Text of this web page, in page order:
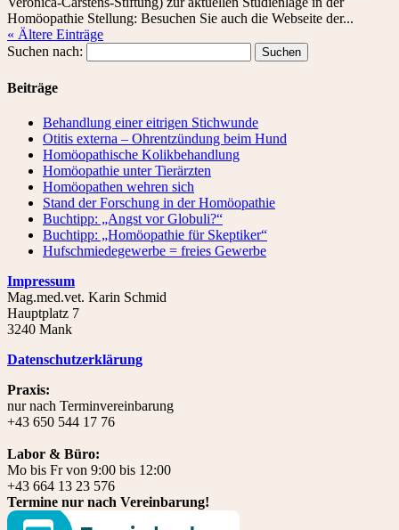
Homöopathie Stellung: Besuchen Sie auch die Webseite der...
« Ältere Einträge
Suchen nach:
Beiträge
Behandlung einer eitrigen Stichwunde
Otitis externa – Ohrentzündung beim Hund
Homöopathische Kolikbehandlung
Homöopathie unter Tierärzten
Homöopathen wehren sich
Stand der Forschung in der Homöopathie
Buchtipp: „Angst vor Globuli?“
Buchtipp: „Homöopathie für Skeptiker“
Hufschmiedegewerbe = freies Gewerbe
Impressum
Mag.med.vet. Karin Schmid
Hauptplatz 7
3240 Mank
Datenschutzerklärung
Praxis:
nur nach Terminvereinbarung
+43 650 544 17 76
Labor & Büro:
Mo bis Fr von 9:00 bis 12:00
+43 664 13 23 576
Termine nur nach Vereinbarung!